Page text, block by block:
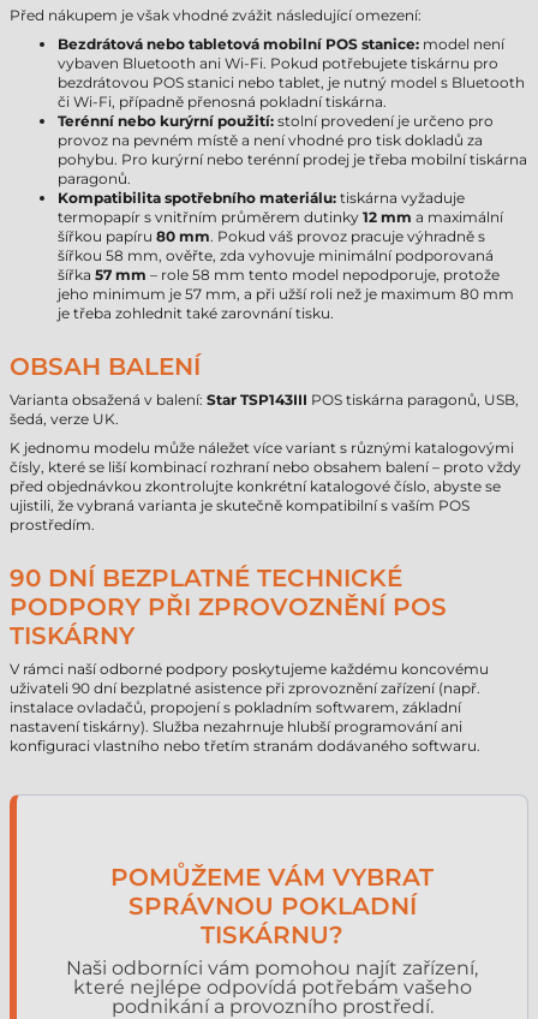
Před nákupem je však vhodné zvážit následující omezení:
Bezdrátová nebo tabletová mobilní POS stanice: model není
vybaven Bluetooth ani Wi-Fi. Pokud potřebujete tiskárnu pro
bezdrátovou POS stanici nebo tablet, je nutný model s Bluetooth
či Wi-Fi, případně přenosná pokladní tiskárna.
Terénní nebo kurýrní použití: stolní provedení je určeno pro
provoz na pevném místě a není vhodné pro tisk dokladů za
pohybu. Pro kurýrní nebo terénní prodej je třeba mobilní tiskárna
paragonů.
Kompatibilita spotřebního materiálu: tiskárna vyžaduje
termopapír s vnitřním průměrem dutinky 12 mm a maximální
šířkou papíru 80 mm. Pokud váš provoz pracuje výhradně s
šířkou 58 mm, ověřte, zda vyhovuje minimální podporovaná
šířka 57 mm – role 58 mm tento model nepodporuje, protože
jeho minimum je 57 mm, a při užší roli než je maximum 80 mm
je třeba zohlednit také zarovnání tisku.
OBSAH BALENÍ
Varianta obsažená v balení: Star TSP143III POS tiskárna paragonů, USB,
šedá, verze UK.
K jednomu modelu může náležet více variant s různými katalogovými
čísly, které se liší kombinací rozhraní nebo obsahem balení – proto vždy
před objednávkou zkontrolujte konkrétní katalogové číslo, abyste se
ujistili, že vybraná varianta je skutečně kompatibilní s vaším POS
prostředím.
90 DNÍ BEZPLATNÉ TECHNICKÉ
PODPORY PŘI ZPROVOZNĚNÍ POS
TISKÁRNY
V rámci naší odborné podpory poskytujeme každému koncovému
uživateli 90 dní bezplatné asistence při zprovoznění zařízení (např.
instalace ovladačů, propojení s pokladním softwarem, základní
nastavení tiskárny). Služba nezahrnuje hlubší programování ani
konfiguraci vlastního nebo třetím stranám dodávaného softwaru.
POMŮŽEME VÁM VYBRAT
SPRÁVNOU POKLADNÍ
TISKÁRNU?
Naši odborníci vám pomohou najít zařízení,
které nejlépe odpovídá potřebám vašeho
podnikání a provozního prostředí.